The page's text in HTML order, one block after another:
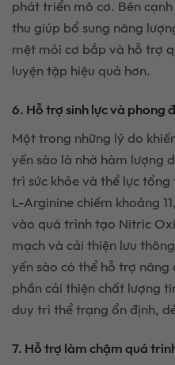
phát triển mô cơ. Bên
thu giúp bổ sung năng
mệt mỏi cơ bắp và hỗ trợ
luyện tập hiệu quả hơn.
6. Hỗ trợ sinh lực và phong
Một trong những lý do
yến sào là nhờ hàm lượng
trì sức khỏe và thể lực
L-Arginine chiếm khoảng
vào quá trình tạo Nitric
mạch và cải thiện lưu
yến sào có thể hỗ trợ nâng
phần cải thiện chất lượng
duy trì thể trạng ổn định,
7. Hỗ trợ làm chậm quá